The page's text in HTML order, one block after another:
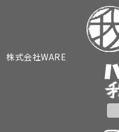
株式会社WARE